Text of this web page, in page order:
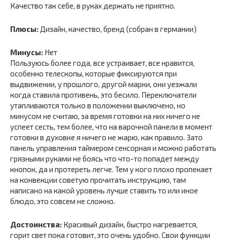
Качество так себе, в руках держать не приятно.
Плюсы: Дизайн, качество, бренд (собран в германии)
Минусы: Нет
Пользуюсь более года, все устраивает, все нравится,
особенно телескопы, которые фиксируются при
выдвижении, у прошлого, другой марки, они уезжали
когда ставила противень, это бесило. Переключатели
утапливаются только в положении выключено, но
минусом не считаю, за время готовки на них ничего не
успеет сесть, тем более, что на варочной панели в момент
готовки в духовке я ничего не жарю, как правило. Зато
панель управления таймером сенсорная и можно работать
грязными руками не боясь что что-то попадет между
кнопок, да и протереть легче. Тем у кого плохо пропекает
на конвекции советую прочитать инструкцию, там
написано на какой уровень лучше ставить то или иное
блюдо, это совсем не сложно.
Достоинства: Красивый дизайн, быстро нагревается,
горит свет пока готовит, это очень удобно. Свои функции